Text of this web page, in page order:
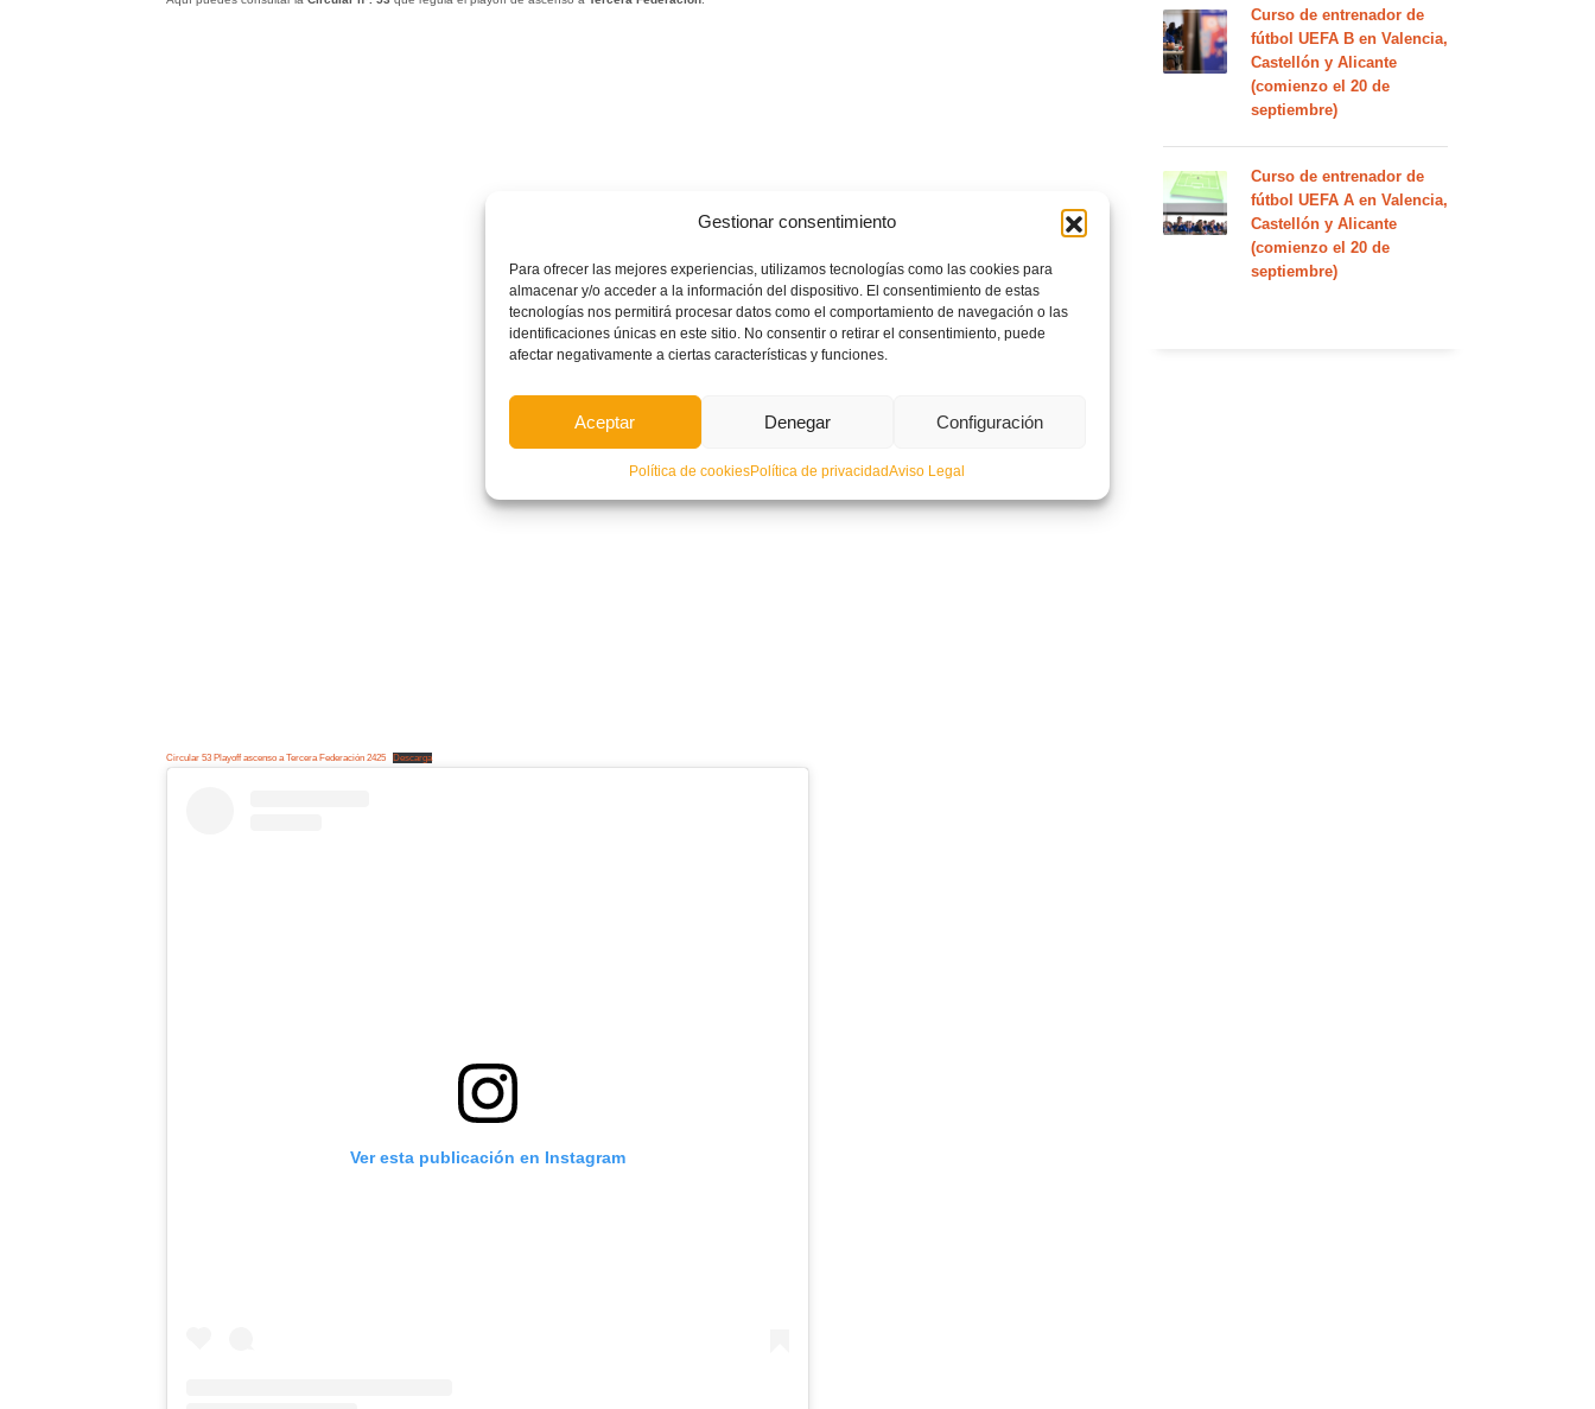
Gestionar consentimiento
Para ofrecer las mejores experiencias, utilizamos tecnologías como las cookies para
almacenar y/o acceder a la información del dispositivo. El consentimiento de estas
tecnologías nos permitirá procesar datos como el comportamiento de navegación o las
identificaciones únicas en este sitio. No consentir o retirar el consentimiento, puede
afectar negativamente a ciertas características y funciones.
Aceptar Denegar Configuración
Política de cookiesPolítica de privacidadAviso Legal
Circular 53 Playoff ascenso a Tercera Federación 2425 Descarga
Ver esta publicación en Instagram
Curso de entrenador de
fútbol UEFA B en Valencia,
Castellón y Alicante
(comienzo el 20 de
septiembre)
Curso de entrenador de
fútbol UEFA A en Valencia,
Castellón y Alicante
(comienzo el 20 de
septiembre)